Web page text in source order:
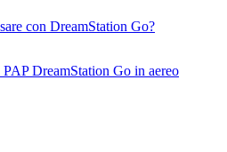
con DreamStation Go?
DreamStation Go in aereo